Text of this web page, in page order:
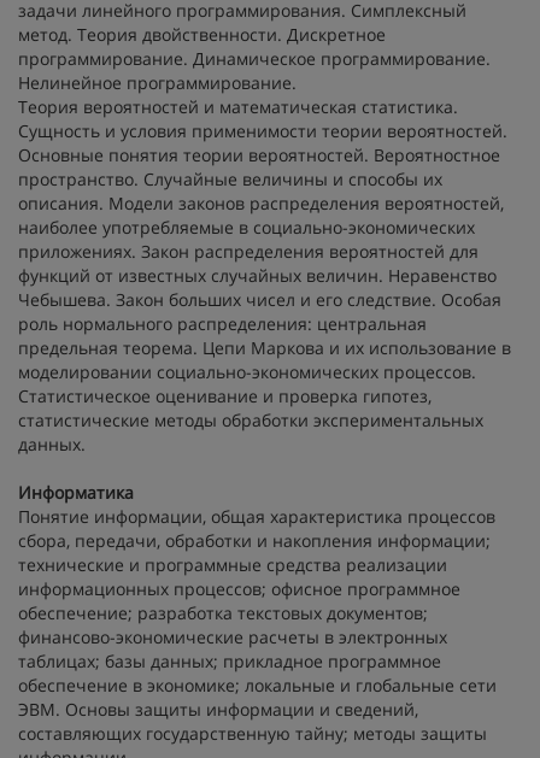
задачи линейного программирования. Симплексный
метод. Теория двойственности. Дискретное
программирование. Динамическое программирование.
Нелинейное программирование.
Теория вероятностей и математическая статистика.
Сущность и условия применимости теории вероятностей.
Основные понятия теории вероятностей. Вероятностное
пространство. Случайные величины и способы их
описания. Модели законов распределения вероятностей,
наиболее употребляемые в социально-экономических
приложениях. Закон распределения вероятностей для
функций от известных случайных величин. Неравенство
Чебышева. Закон больших чисел и его следствие. Особая
роль нормального распределения: центральная
предельная теорема. Цепи Маркова и их использование в
моделировании социально-экономических процессов.
Статистическое оценивание и проверка гипотез,
статистические методы обработки экспериментальных
данных.
Информатика
Понятие информации, общая характеристика процессов
сбора, передачи, обработки и накопления информации;
технические и программные средства реализации
информационных процессов; офисное программное
обеспечение; разработка текстовых документов;
финансово-экономические расчеты в электронных
таблицах; базы данных; прикладное программное
обеспечение в экономике; локальные и глобальные сети
ЭВМ. Основы защиты информации и сведений,
составляющих государственную тайну; методы защиты